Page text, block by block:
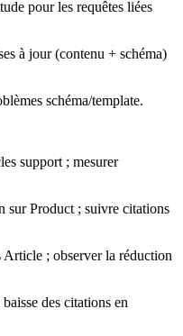
pour les requêtes liées
à jour (contenu + schéma)
schéma/template.
support ; mesurer
sur Product ; suivre citations
; observer la réduction
des citations en